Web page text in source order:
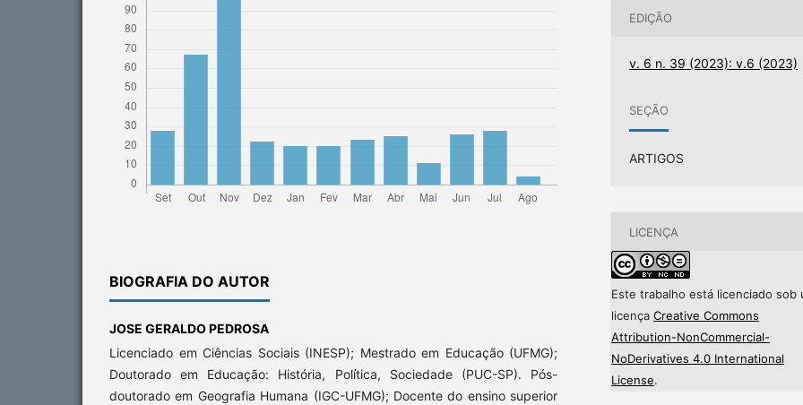
BIOGRAFIA DO AUTOR
JOSE GERALDO PEDROSA
Licenciado em Ciências Sociais (INESP); Mestrado em Educação (UFMG);
Doutorado em Educação: História, Política, Sociedade (PUC-SP). Pós-
doutorado em Geografia Humana (IGC-UFMG); Docente do ensino superior
EDIÇÃO
v. 6 n. 39 (2023): v.6 (2023)
SEÇÃO
ARTIGOS
LICENÇA
Este trabalho está licenciado sob
licença Creative Commons
Attribution-NonCommercial-
NoDerivatives 4.0 International
License.